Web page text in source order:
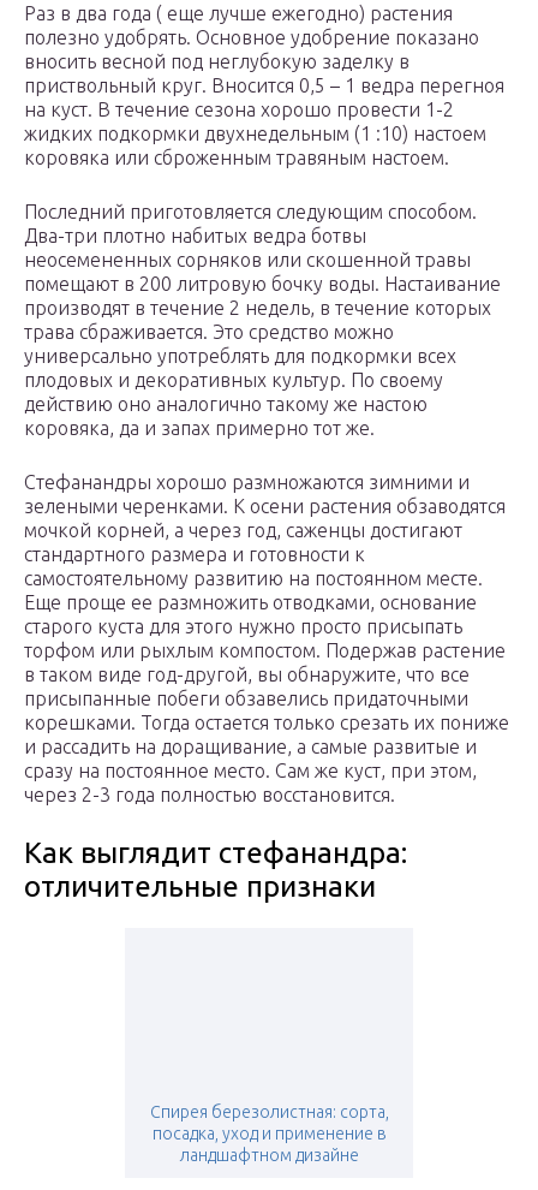
Раз в два года ( еще лучше ежегодно) растения
полезно удобрять. Основное удобрение показано
вносить весной под неглубокую заделку в
приствольный круг. Вносится 0,5 – 1 ведра перегноя
на куст. В течение сезона хорошо провести 1-2
жидких подкормки двухнедельным (1 :10) настоем
коровяка или сброженным травяным настоем.
Последний приготовляется следующим способом.
Два-три плотно набитых ведра ботвы
неосемененных сорняков или скошенной травы
помещают в 200 литровую бочку воды. Настаивание
производят в течение 2 недель, в течение которых
трава сбраживается. Это средство можно
универсально употреблять для подкормки всех
плодовых и декоративных культур. По своему
действию оно аналогично такому же настою
коровяка, да и запах примерно тот же.
Стефанандры хорошо размножаются зимними и
зелеными черенками. К осени растения обзаводятся
мочкой корней, а через год, саженцы достигают
стандартного размера и готовности к
самостоятельному развитию на постоянном месте.
Еще проще ее размножить отводками, основание
старого куста для этого нужно просто присыпать
торфом или рыхлым компостом. Подержав растение
в таком виде год-другой, вы обнаружите, что все
присыпанные побеги обзавелись придаточными
корешками. Тогда остается только срезать их пониже
и рассадить на доращивание, а самые развитые и
сразу на постоянное место. Сам же куст, при этом,
через 2-3 года полностью восстановится.
Как выглядит стефанандра:
отличительные признаки
Спирея березолистная: сорта,
посадка, уход и применение в
ландшафтном дизайне